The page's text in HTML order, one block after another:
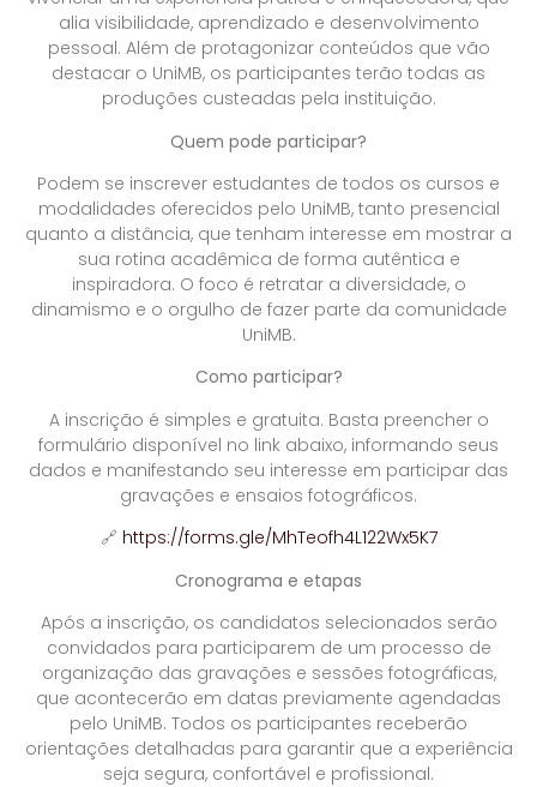
alia visibilidade, aprendizado e desenvolvimento
pessoal. Além de protagonizar conteúdos que vão
destacar o UniMB, os participantes terão todas as
produções custeadas pela instituição.
Quem pode participar?
Podem se inscrever estudantes de todos os cursos e
modalidades oferecidos pelo UniMB, tanto presencial
quanto a distância, que tenham interesse em mostrar a
sua rotina acadêmica de forma autêntica e
inspiradora. O foco é retratar a diversidade, o
dinamismo e o orgulho de fazer parte da comunidade
UniMB.
Como participar?
A inscrição é simples e gratuita. Basta preencher o
formulário disponível no link abaixo, informando seus
dados e manifestando seu interesse em participar das
gravações e ensaios fotográficos.
🔗 https://forms.gle/MhTeofh4L122Wx5K7
Cronograma e etapas
Após a inscrição, os candidatos selecionados serão
convidados para participarem de um processo de
organização das gravações e sessões fotográficas,
que acontecerão em datas previamente agendadas
pelo UniMB. Todos os participantes receberão
orientações detalhadas para garantir que a experiência
seja segura, confortável e profissional.